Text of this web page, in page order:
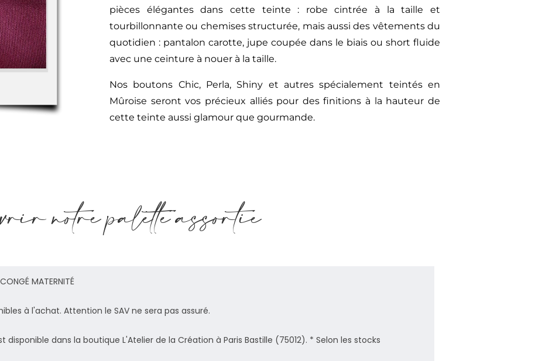
pièces élégantes dans cette teinte : robe cintrée à la taille et
tourbillonnante ou chemises structurée, mais aussi des vêtements du
quotidien : pantalon carotte, jupe coupée dans le biais ou short fluide
avec une ceinture à nouer à la taille.
Nos boutons Chic, Perla, Shiny et autres spécialement teintés en
Mûroise seront vos précieux alliés pour des finitions à la hauteur de
cette teinte aussi glamour que gourmande.
notre palette assortie
MATERNITÉ
à l'achat. Attention le SAV ne sera pas assuré.
dans la boutique L'Atelier de la Création à Paris Bastille (75012). * Selon les stocks